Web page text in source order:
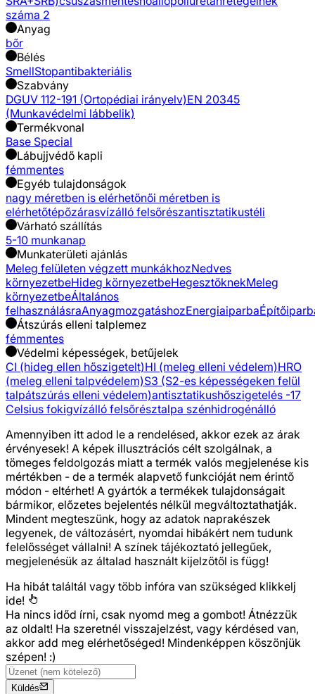
száma 2
Anyag
bőr
Bélés
SmellStopantibakteriális
Szabvány
DGUV 112-191 (Ortopédiai irányelv)EN 20345
(Munkavédelmi lábbelik)
Termékvonal
Base Special
Lábujjvédő kapli
fémmentes
Egyéb tulajdonságok
nagy méretben is elérhetőnői méretben is
elérhetőtépőzárasvízálló felsőrészantisztatikustéli
Várható szállítás
5-10 munkanap
Munkaterületi ajánlás
Meleg felületen végzett munkákhozNedves
környezetbeHideg környezetbeHegesztőknekMeleg
környezetbeÁltalános
felhasználásraAnyagmozgatáshozEnergiaiparba
Átszúrás elleni talplemez
fémmentes
Védelmi képességek, betűjelek
CI (hideg ellen hőszigetelt)HI (meleg elleni védelem)HRO
(meleg elleni talpvédelem)S3 (S2-es képességeken felül
talpátszúrás elleni védelem)antisztatikushőszigetelés -17
Celsius fokigvízálló felsőrésztalpa szénhidrogénálló
Amennyiben itt adod le a rendelésed, akkor ezek az árak
érvényesek! A képek illusztrációs célt szolgálnak, a
tömeges feldolgozás miatt a termék valós megjelenése kis
mértékben - de a termék alapvető funkcióját nem érintő
módon - eltérhet! A gyártók a termékek tulajdonságait
bármikor, előzetes bejelentés nélkül megváltoztathatják.
Mindent megteszünk, hogy az adatok naprakészek
legyenek, de változásért, nyomdai hibákért nem tudunk
felelősséget vállalni! A színek tájékoztató jellegűek,
megjelenésük az általad használt kijelzőtől is függ!
Ha hibát találtál vagy több infóra van szükséged klikkelj
ide!
Ha nincs időd írni, csak nyomd meg a gombot! Átnézzük
az oldalt! Ha szeretnél visszajelzést, vagy kérdésed van,
akkor add meg elérhetőséged! Mindenképpen köszönjük
szépen! :)
Küldés